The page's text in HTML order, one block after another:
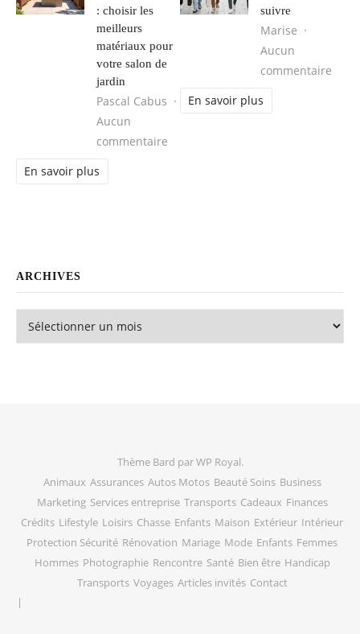
: choisir les
meilleurs
matériaux pour
votre salon de
jardin
Pascal Cabus
Aucun
commentaire
En savoir plus
suivre
Marise
Aucun
commentaire
En savoir plus
ARCHIVES
Archives
Thème Bard parWP Royal.
Animaux Assurances Autos Motos Beauté Soins Business
Marketing Services entreprise Transports Cadeaux Finances
Crédits Lifestyle Loisirs Chasse Enfants Maison Extérieur Intérieur
Protection Sécurité Rénovation Mariage Mode Enfants Femmes
Hommes Photographie Rencontre Santé Bien être Handicap
Transports Voyages Articles invités Contact